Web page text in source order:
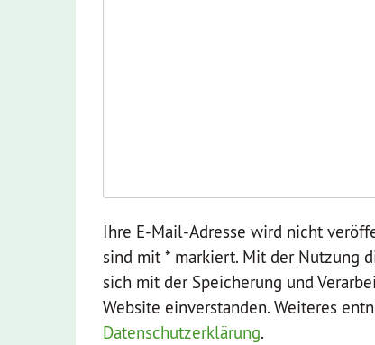
Ihre E-Mail-Adresse wird nicht
sind mit * markiert. Mit der Nutzung
sich mit der Speicherung und
Website einverstanden. Weiteres
Datenschutzerklärung.